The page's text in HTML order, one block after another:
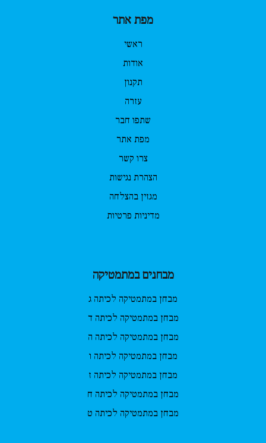
מפת אתר
ראשי
אודות
תקנון
עזרה
שתפו חבר
מפת אתר
צרו קשר
הצהרת נגישות
מגזין בהצלחה
מדיניות פרטיות
מבחנים במתמטיקה
מבחן במתמטיקה לכיתה ג
מבחן במתמטיקה לכיתה ד
מבחן במתמטיקה לכיתה ה
מבחן במתמטיקה לכיתה ו
מבחן במתמטיקה לכיתה ז
מבחן במתמטיקה לכיתה ח
מבחן במתמטיקה לכיתה ט